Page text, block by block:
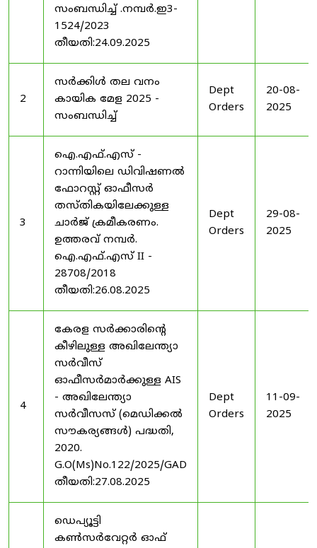
സംബന്ധിച്ച് .നമ്പർ.ഇ3-
1524/2023
തീയതി:24.09.2025
2
സർക്കിൾ തല വനം
കായിക മേള 2025 -
സംബന്ധിച്ച്
Dept
Orders
20-08-
2025
3
ഐ.എഫ്.എസ് -
റാന്നിയിലെ ഡിവിഷണൽ
ഫോറസ്റ്റ് ഓഫീസർ
തസ്തികയിലേക്കുള്ള
ചാർജ് ക്രമീകരണം.
ഉത്തരവ് നമ്പർ.
ഐ.എഫ്.എസ് II -
28708/2018
തീയതി:26.08.2025
Dept
Orders
29-08-
2025
4
കേരള സർക്കാരിന്റെ
കീഴിലുള്ള അഖിലേന്ത്യാ
സർവീസ്
ഓഫീസർമാർക്കുള്ള AIS
- അഖിലേന്ത്യാ
സർവീസസ് (മെഡിക്കൽ
സൗകര്യങ്ങൾ) പദ്ധതി,
2020.
G.O(Ms)No.122/2025/GAD
തീയതി:27.08.2025
Dept
Orders
11-09-
2025
ഡെപ്യൂട്ടി
കൺസർവേറ്റർ ഓഫ്